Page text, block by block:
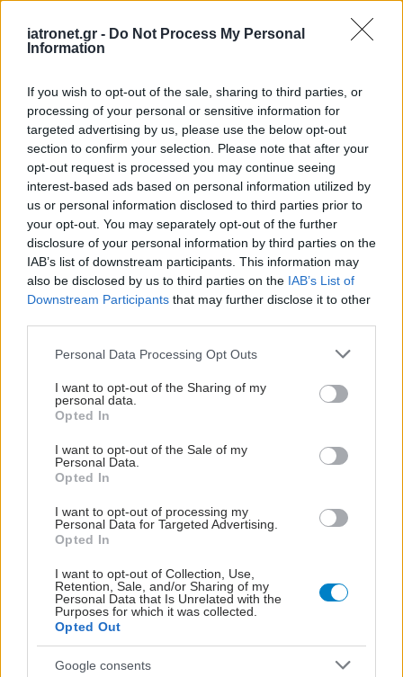
iatronet.gr - Do Not Process My Personal
Information
If you wish to opt-out of the sale, sharing to third parties, or
processing of your personal or sensitive information for
targeted advertising by us, please use the below opt-out
section to confirm your selection. Please note that after your
opt-out request is processed you may continue seeing
interest-based ads based on personal information utilized by
us or personal information disclosed to third parties prior to
your opt-out. You may separately opt-out of the further
disclosure of your personal information by third parties on the
IAB’s list of downstream participants. This information may
also be disclosed by us to third parties on the IAB’s List of
Downstream Participants that may further disclose it to other
Please note that this website/app uses one or more Google
not limited to your visit or usage behaviour. You may click to
grant or deny consent to Google and its third-party tags to
use your data for below specified purposes in below Google
consent section.
Personal Data Processing Opt Outs
I want to opt-out of the Sharing of my
personal data.
Opted In
I want to opt-out of the Sale of my
Personal Data.
Opted In
I want to opt-out of processing my
Personal Data for Targeted Advertising.
Opted In
I want to opt-out of Collection, Use,
Retention, Sale, and/or Sharing of my
Personal Data that Is Unrelated with the
Purposes for which it was collected.
Opted Out
Google consents